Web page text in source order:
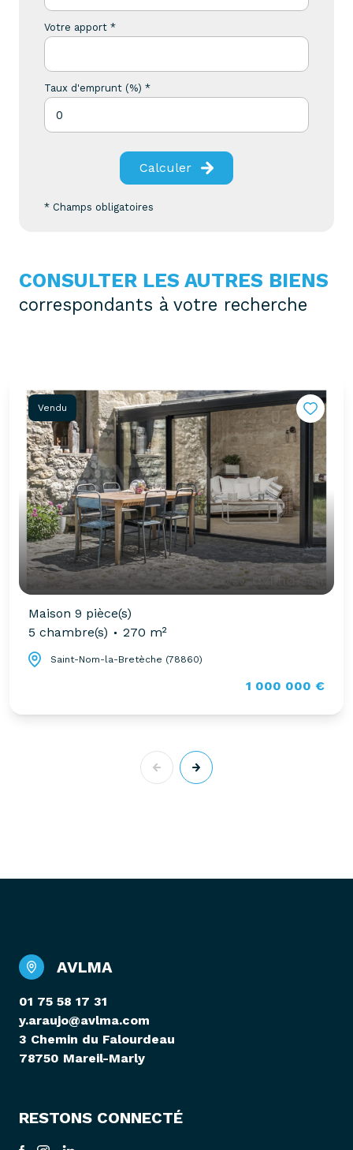
Votre apport *
Taux d'emprunt (%) *
Calculer
* Champs obligatoires
CONSULTER LES AUTRES BIENS
correspondants à votre recherche
Vendu
Maison 9 pièce(s)
5 chambre(s)
270 m²
Saint-Nom-la-Bretèche (78860)
1 000 000 €
AVLMA
01 75 58 17 31
y.araujo@avlma.com
3 Chemin du Falourdeau
78750 Mareil-Marly
RESTONS CONNECTÉ